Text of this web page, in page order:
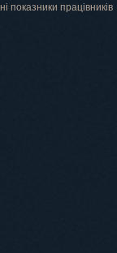
показники працівників